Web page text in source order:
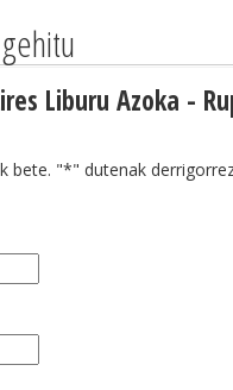
Liburu Azoka -
bete. "*" dutenak